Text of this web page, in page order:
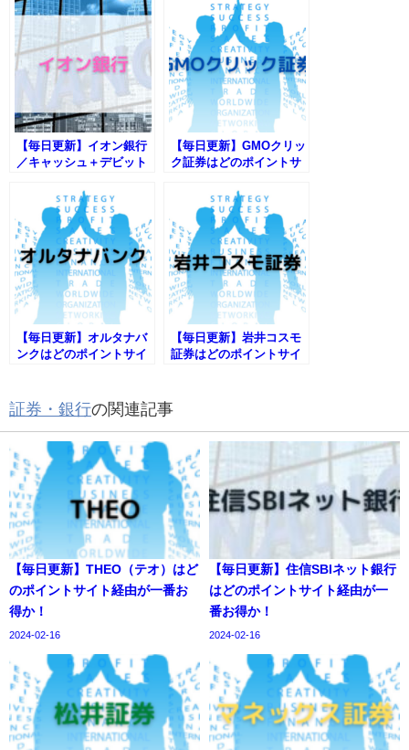
【毎日更新】イオン銀行
／キャッシュ＋デビット
由がお得か！
【毎日更新】GMOクリッ
ク証券はどのポイントサ
【毎日更新】オルタナバ
ンクはどのポイントサイ
【毎日更新】岩井コスモ
証券はどのポイントサイ
証券・銀行の関連記事
【毎日更新】THEO（テオ）はど
のポイントサイト経由が一番お
得か！
2024-02-16
【毎日更新】住信SBIネット銀行
はどのポイントサイト経由が一
番お得か！
2024-02-16